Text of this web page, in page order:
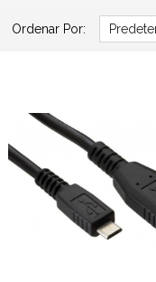
Ordenar Por: